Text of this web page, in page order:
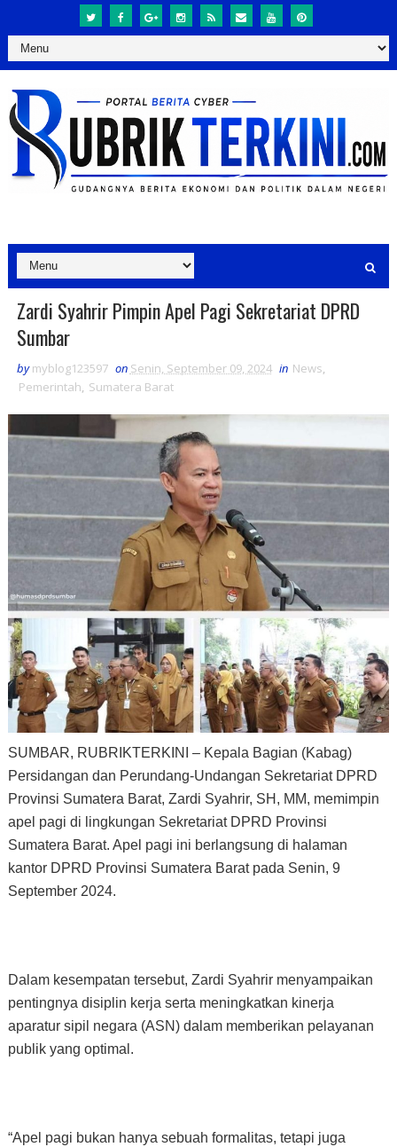
Zardi Syahrir Pimpin Apel Pagi Sekretariat DPRD
Sumbar
by myblog123597 on Senin, September 09, 2024 in News,
Pemerintah, Sumatera Barat
SUMBAR, RUBRIKTERKINI – Kepala Bagian (Kabag)
Persidangan dan Perundang-Undangan Sekretariat DPRD
Provinsi Sumatera Barat, Zardi Syahrir, SH, MM, memimpin
apel pagi di lingkungan Sekretariat DPRD Provinsi
Sumatera Barat. Apel pagi ini berlangsung di halaman
kantor DPRD Provinsi Sumatera Barat pada Senin, 9
September 2024.
Dalam kesempatan tersebut, Zardi Syahrir menyampaikan
pentingnya disiplin kerja serta meningkatkan kinerja
aparatur sipil negara (ASN) dalam memberikan pelayanan
publik yang optimal.
“Apel pagi bukan hanya sebuah formalitas, tetapi juga